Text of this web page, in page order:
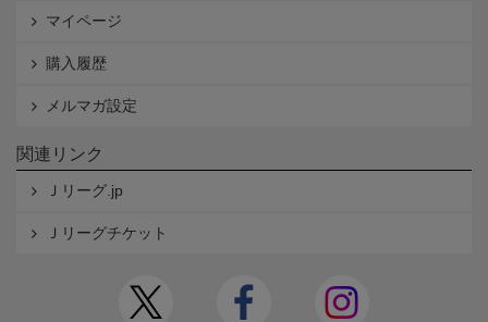
マイページ
購入履歴
メルマガ設定
関連リンク
Ｊリーグ.jp
Ｊリーグチケット